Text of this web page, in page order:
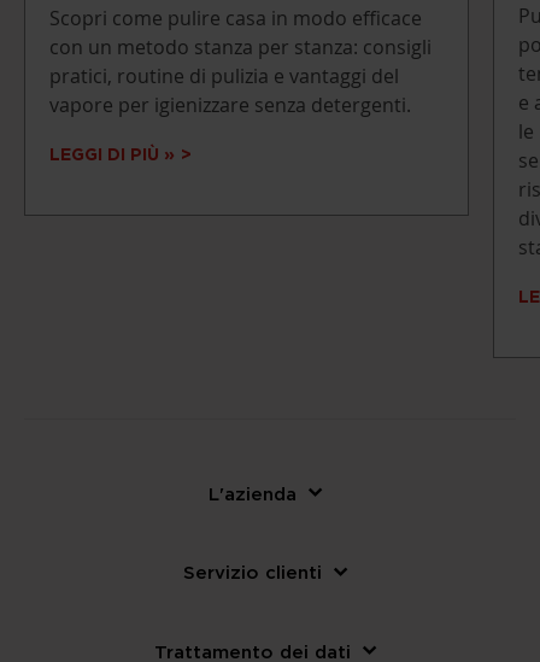
Scopri come pulire casa in modo efficace
con un metodo stanza per stanza: consigli
pratici, routine di pulizia e vantaggi del
vapore per igienizzare senza detergenti.
LEGGI DI PIÙ »
e
le
L'azienda
Servizio clienti
Trattamento dei dati